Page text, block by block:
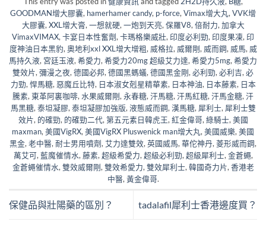
GOODMAN增大膠囊, hamerhamer candy, p-force, Vimax增大丸, VVK增
大膠囊, XXL增大膏, 一想就硬, 一炮到天亮, 保羅V8, 倍耐力, 加拿大
VimaxVIMAX, 卡宴日本性奮劑, 卡瑪格樂威壯, 印度必利勁, 印度果凍, 印
度神油日本黑豹, 奧地利xxl XXL增大增粗, 威格拉, 威爾剛, 威而鋼, 威馬, 威
馬持久液, 宮廷玉液, 希愛力, 希愛力20mg 超級艾力達, 希愛力5mg, 希愛力
雙效片, 彌漫之夜, 德國必邦, 德國黑螞蟻, 德國黑金剛, 必利勁, 必利吉, 必
力勁, 悍馬糖, 惡魔丘比特, 日本淑女剋星精華素, 日本神油, 日本藤素, 日本
騰素, 東革阿裏咖啡, 水果威爾剛, 永春糖, 汗馬糖, 汗馬紅糖, 汗馬金糖, 汗
馬黑糖, 泰坦凝膠, 泰坦凝膠加強版, 液態威而鋼, 漢馬糖, 犀利士, 犀利士雙
效片, 的確勁, 的確勁二代, 第五元素日韓虎王, 紅金偉哥, 綠騎士, 美國
maxman, 美國VigRX, 美國VigRX Pluswenick man增大丸, 美國威樂, 美國
黑金, 老中醫, 耐士男用噴劑, 艾力達雙效, 英國威馬, 華佗神丹, 菱形威而鋼,
萬艾可, 藍魔催情水, 藤素, 超級希愛力, 超級必利勁, 超級犀利士, 金蒼蠅,
金蒼蠅催情水, 雙效威爾剛, 雙效希愛力, 雙效犀利士, 韓國奇力片, 香港老
中醫, 黃金偉哥.
保健品與壯陽藥的區別？ tadalafil犀利士香港邊度買？